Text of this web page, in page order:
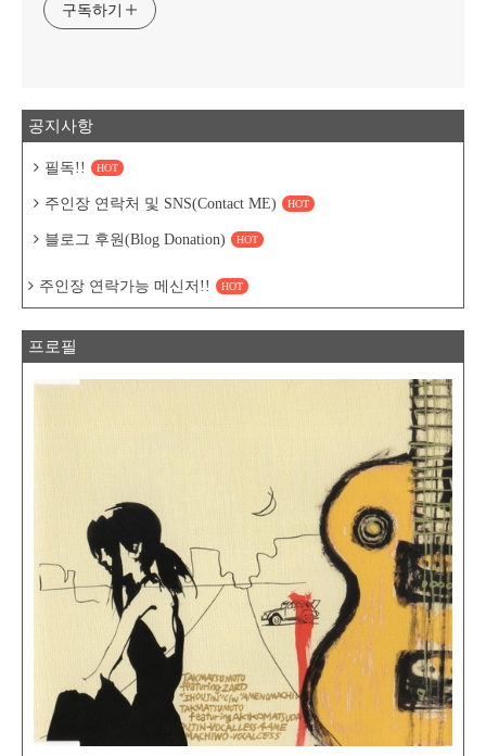
구독하기
공지사항
필독!! HOT
주인장 연락처 및 SNS(Contact ME) HOT
블로그 후원(Blog Donation) HOT
주인장 연락가능 메신저!! HOT
프로필